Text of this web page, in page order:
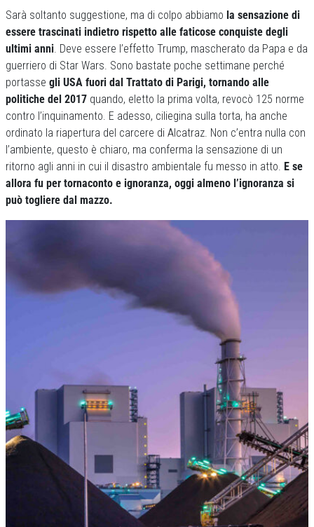
Sarà soltanto suggestione, ma di colpo abbiamo la sensazione di
essere trascinati indietro rispetto alle faticose conquiste degli
ultimi anni. Deve essere l’effetto Trump, mascherato da Papa e da
guerriero di Star Wars. Sono bastate poche settimane perché
portasse gli USA fuori dal Trattato di Parigi, tornando alle
politiche del 2017 quando, eletto la prima volta, revocò 125 norme
contro l’inquinamento. E adesso, ciliegina sulla torta, ha anche
ordinato la riapertura del carcere di Alcatraz. Non c’entra nulla con
l’ambiente, questo è chiaro, ma conferma la sensazione di un
ritorno agli anni in cui il disastro ambientale fu messo in atto. E se
allora fu per tornaconto e ignoranza, oggi almeno l’ignoranza si
può togliere dal mazzo.